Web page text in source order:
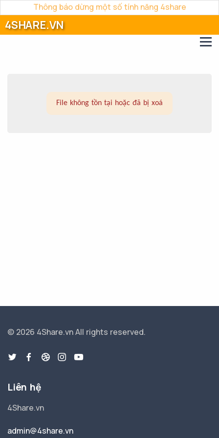
Thông báo dừng một số tính năng 4share
4SHARE.VN
File không tồn tại hoặc đã bị xoá
© 2026 4Share.vnAll rights reserved.
Liên hệ
4Share.vn
admin@4share.vn